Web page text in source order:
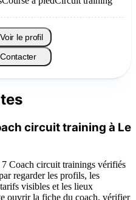
Voir le profil
Contacter
circuit training à Le
Coach circuit trainings vérifiés
regarder les profils, les
visibles et les lieux
ouvrir la fiche du coach, vérifier